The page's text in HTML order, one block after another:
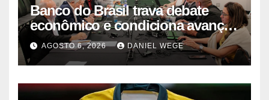
Banco do Brasil trava debate
econômico e condiciona avanços
à decisão da Fenaban | Contec
Brasil
AGOSTO 6, 2026 DANIEL WEGE